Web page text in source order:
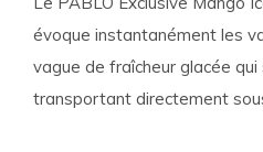
évoque instantanément les
vague de fraîcheur glacée
transportant directement